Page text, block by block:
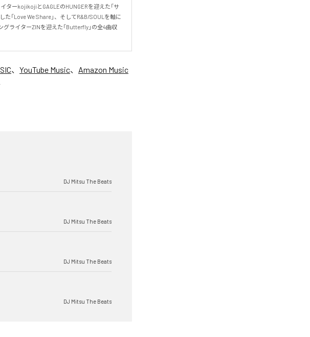
ターkojikojiとGAGLEのHUNGERを迎えた「サ
「Love We Share」、そしてR&B/SOULを軸に
ライターZINを迎えた「Butterfly」の全4曲収
、 YouTube Music、 Amazon Music
DJ Mitsu The Beats
DJ Mitsu The Beats
DJ Mitsu The Beats
DJ Mitsu The Beats